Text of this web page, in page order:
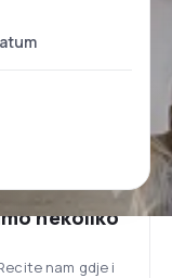
nekoliko
nam gdje i